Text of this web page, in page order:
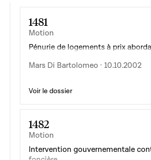
1481
Motion
Pénurie de logements à prix
Mars Di Bartolomeo · 10.10.2002
Voir le dossier
1482
Motion
Intervention gouvernementale